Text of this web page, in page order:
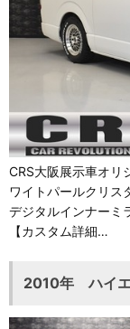
CRS大阪展示車オリ
ワイトパールクリス
デジタルインナーミ
【カスタム詳細…
2010年 ハイ